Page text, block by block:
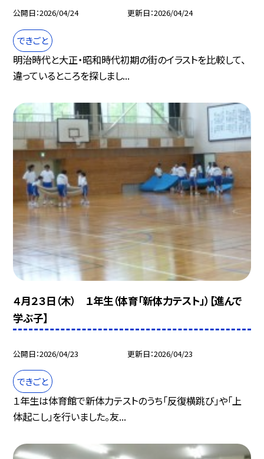
公開日 2026/04/24 更新日 2026/04/24
できごと
明治時代と大正・昭和時代初期の街のイラストを比較して、
違っているところを探しまし...
４月２３日（木） １年生（体育「新体力テスト」）【進んで
学ぶ子】
公開日 2026/04/23 更新日 2026/04/23
できごと
１年生は体育館で新体力テストのうち「反復横跳び」や「上
体起こし」を行いました。友...